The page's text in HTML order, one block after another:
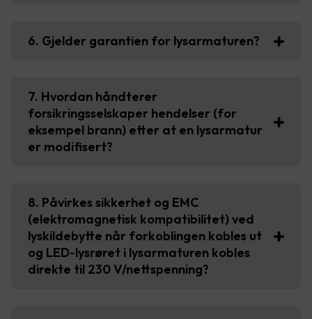
6. Gjelder garantien for lysarmaturen?
7. Hvordan håndterer
forsikringsselskaper hendelser (for
eksempel brann) etter at en lysarmatur
er modifisert?
8. Påvirkes sikkerhet og EMC
(elektromagnetisk kompatibilitet) ved
lyskildebytte når forkoblingen kobles ut
og LED-lysrøret i lysarmaturen kobles
direkte til 230 V/nettspenning?